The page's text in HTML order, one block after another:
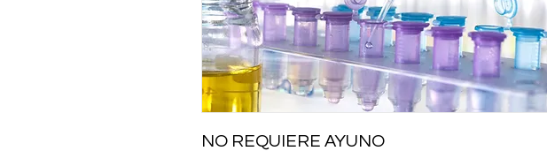
NO REQUIERE AYUNO